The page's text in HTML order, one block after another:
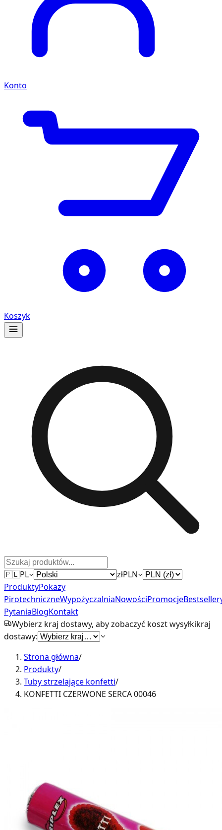
Konto
Koszyk
🇵🇱PL złPLN
ProduktyPokazy
PirotechniczneWypożyczalniaNowościPromocje
PytaniaBlogKontakt
Wybierz kraj dostawy, aby zobaczyć koszt wysyłkikraj
dostawy:
Strona główna/
Produkty/
Tuby strzelające konfetti/
KONFETTI CZERWONE SERCA 00046